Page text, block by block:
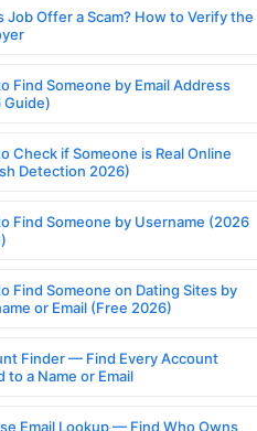
Job Offer a Scam? How to Verify the
Find Someone by Email Address
Guide)
Check if Someone is Real Online
Detection 2026)
Find Someone by Username (2026
Find Someone on Dating Sites by
or Email (Free 2026)
Finder — Find Every Account
to a Name or Email
Email Lookup — Find Who Owns